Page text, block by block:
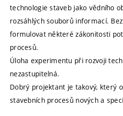
technologie staveb jako vědního
rozsáhlých souborů informací.
formulovat některé zákonitosti
procesů.
Úloha experimentu při rozvoji
nezastupitelná.
Dobrý projektant je takový, který
stavebních procesů nových a